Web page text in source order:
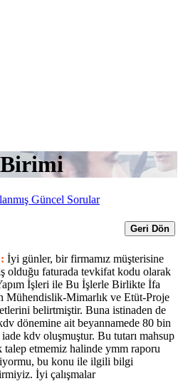
Birimi
Güncel Sorular
Geri Dön
İyi günler, bir firmamız müşterisine
olduğu faturada tevkifat kodu olarak
İşleri ile Bu İşlerle Birlikte İfa
Mühendislik-Mimarlık ve Etüt-Proje
belirtmiştir. Buna istinaden de
dönemine ait beyannamede 80 bin
iade kdv oluşmuştur. Bu tutarı mahsup
talep etmemiz halinde ymm raporu
bu konu ile ilgili bilgi
İyi çalışmalar